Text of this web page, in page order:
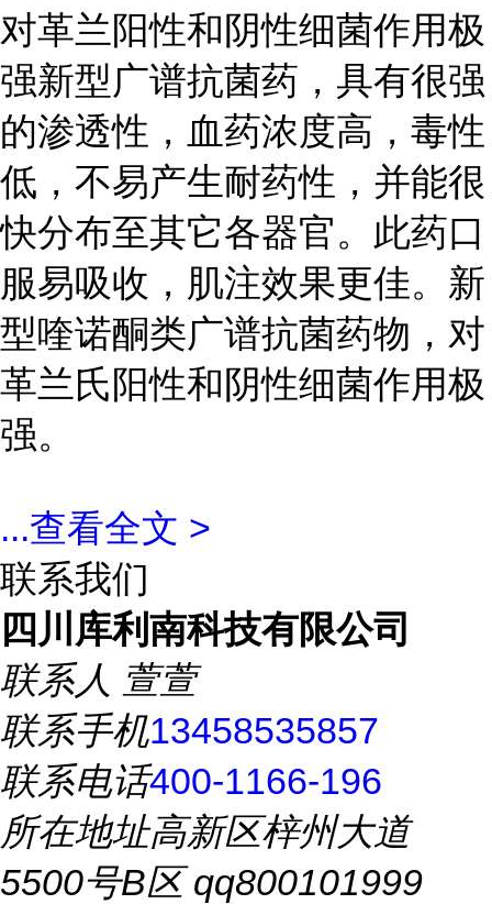
对革兰阳性和阴性细菌作用极
强新型广谱抗菌药，具有很强
的渗透性，血药浓度高，毒性
低，不易产生耐药性，并能很
快分布至其它各器官。此药口
服易吸收，肌注效果更佳。新
型喹诺酮类广谱抗菌药物，对
革兰氏阳性和阴性细菌作用极
强。
...查看全文 >
联系我们
四川库利南科技有限公司
联系人 萱萱
联系手机13458535857
联系电话400-1166-196
所在地址高新区梓州大道
5500号B区 qq800101999